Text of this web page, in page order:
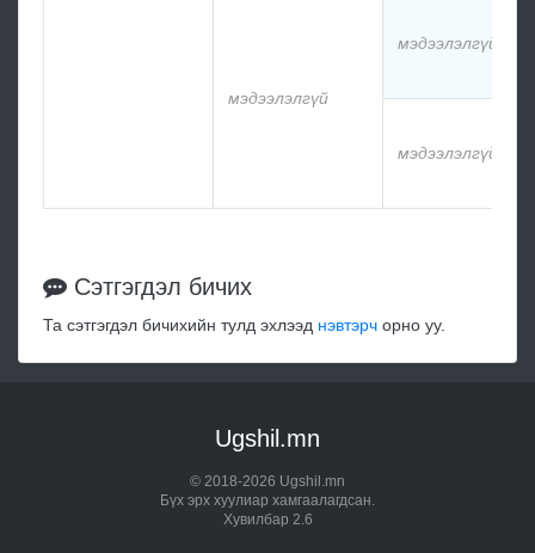
мэдээлэлгүй
мэдээлэлгүй
мэдээлэлгүй
Сэтгэгдэл бичих
Та сэтгэгдэл бичихийн тулд эхлээд нэвтэрч орно уу.
Ugshil.mn
© 2018-2026 Ugshil.mn
Бүх эрх хуулиар хамгаалагдсан.
Хувилбар 2.6